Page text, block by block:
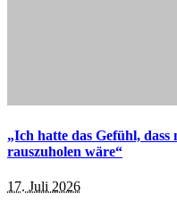
„Ich hatte das Gefühl,
rauszuholen wäre“
17. Juli 2026